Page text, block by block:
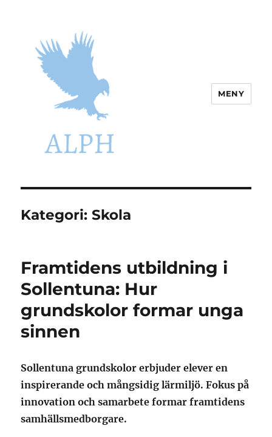
MENY
Kategori:Skola
Framtidens utbildning i
Sollentuna: Hur
grundskolor formar unga
sinnen
Sollentuna grundskolor erbjuder elever en
inspirerande och mångsidig lärmiljö. Fokus på
innovation och samarbete formar framtidens
samhällsmedborgare.